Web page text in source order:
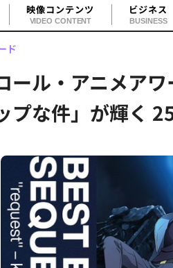
映像コンテンツ
VIDEO CONTENT
ビジネス
BUSINESS
ール・アニメア
プな件」が輝く
ド